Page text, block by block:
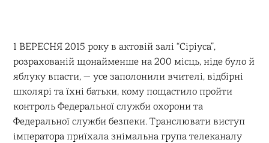
1 ВЕРЕСНЯ 2015 року в актовій залі “Сіріуса”,
розрахованій щонайменше на 200 місць, ніде було й
яблуку впасти, — усе заполонили вчителі, відбірні
школярі та їхні батьки, кому пощастило пройти
контроль Федеральної служби охорони та
Федеральної служби безпеки. Транслювати виступ
імператора приїхала знімальна група телеканалу